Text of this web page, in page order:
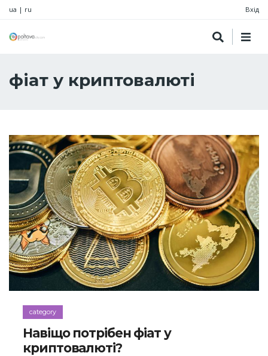
ua | ru Вхід
фіат у криптовалюті
category
Навіщо потрібен фіат у
криптовалюті?